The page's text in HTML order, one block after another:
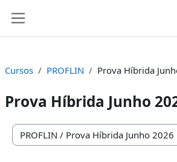
Cursos PROFLIN Prova Híbrida
Prova Híbrida Junho
Categorias de Cursos